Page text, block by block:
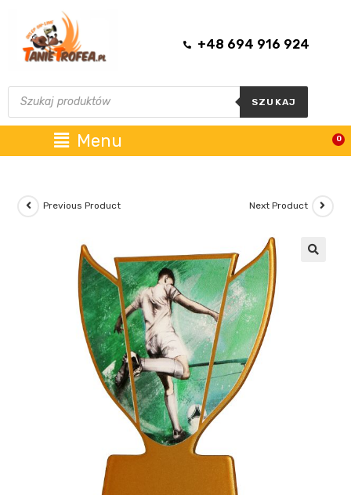
+48 694 916 924
SZUKAJ
Menu 0
Previous Product Next Product